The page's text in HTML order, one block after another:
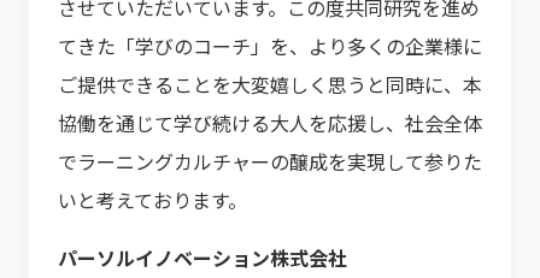
させていただいています。この度共同研究を進め
てきた「学びのコーチ」を、より多くの企業様に
ご提供できることを大変嬉しく思うと同時に、本
協働を通じて学び続ける大人を応援し、社会全体
でラーニングカルチャーの醸成を実現して参りた
いと考えております。
パーソルイノベーション株式会社